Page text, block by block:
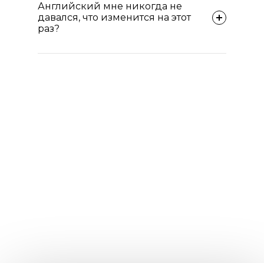
Английский мне никогда не
давался, что изменится на этот
раз?